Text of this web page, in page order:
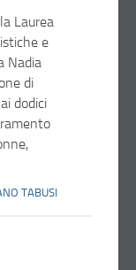
Laurea
e
Nadia
di
dodici
TABUSI